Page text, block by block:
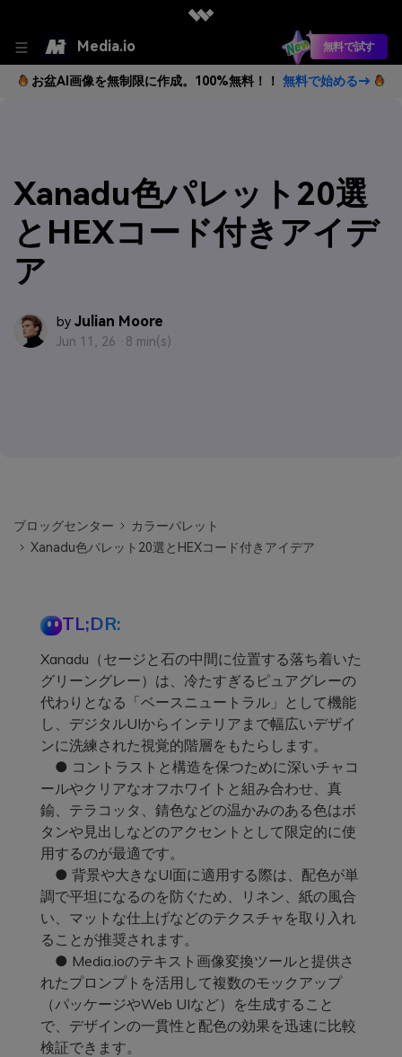
Media.io 無料で試す
お盆AI画像を無制限に作成。100%無料！！ 無料で始める→
Xanadu色パレット20選
とHEXコード付きアイデ
ア
by Julian Moore
Jun 11, 26 · 8 min(s)
ブロッグセンター
カラーパレット
Xanadu色パレット20選とHEXコード付きアイデア
TL;DR:
Xanadu（セージと石の中間に位置する落ち着いた
グリーングレー）は、冷たすぎるピュアグレーの
代わりとなる「ベースニュートラル」として機能
し、デジタルUIからインテリアまで幅広いデザイ
ンに洗練された視覚的階層をもたらします。
● コントラストと構造を保つために深いチャコ
ールやクリアなオフホワイトと組み合わせ、真
鍮、テラコッタ、錆色などの温かみのある色はボ
タンや見出しなどのアクセントとして限定的に使
用するのが最適です。
● 背景や大きなUI面に適用する際は、配色が単
調で平坦になるのを防ぐため、リネン、紙の風合
い、マットな仕上げなどのテクスチャを取り入れ
ることが推奨されます。
● Media.ioのテキスト画像変換ツールと提供さ
れたプロンプトを活用して複数のモックアップ
（パッケージやWeb UIなど）を生成すること
で、デザインの一貫性と配色の効果を迅速に比較
検証できます。